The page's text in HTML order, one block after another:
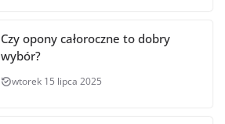
Czy opony całoroczne to dobry
wybór?
wtorek 15 lipca 2025